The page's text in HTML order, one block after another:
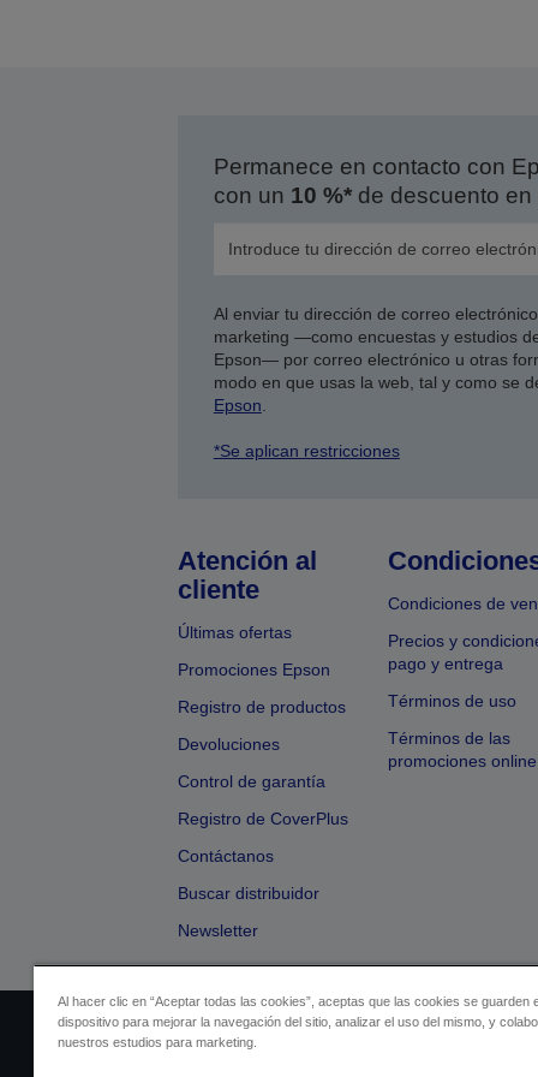
Permanece en contacto con
con un 10 %*de descuento en
Al enviar tu dirección de correo
marketing —como encuestas y estudios
Epson— por correo electrónico u otras
modo en que usas la web, tal y como se
Epson.
*Se aplican restricciones
Atención al
cliente
Últimas ofertas
Promociones Epson
Registro de productos
Devoluciones
Control de garantía
Registro de CoverPlus
Contáctanos
Buscar distribuidor
Newsletter
Condiciones de
Precios y
pago y entrega
Términos de uso
Términos de las
promociones online
Identificación del vendedor
Al hacer clic en “Aceptar todas las cookies”, aceptas que las cookies se guarden
dispositivo para mejorar la navegación del sitio, analizar el uso del mismo, y
nuestros estudios para marketing.